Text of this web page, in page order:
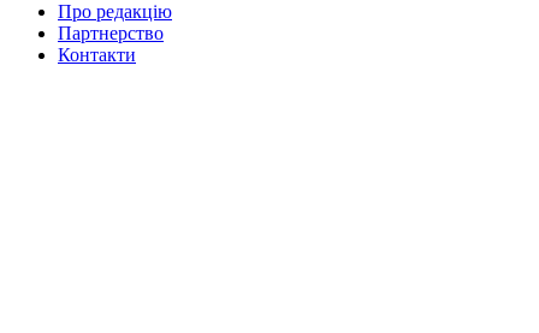
Про редакцію
Партнерство
Контакти